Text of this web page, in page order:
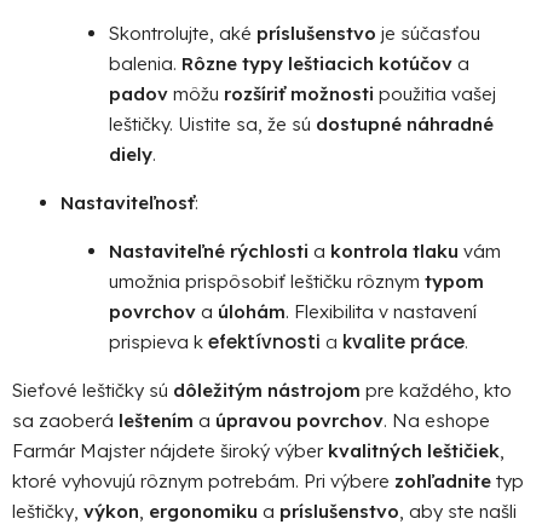
Skontrolujte, aké príslušenstvo je súčasťou
balenia. Rôzne typy leštiacich kotúčov a
padov môžu rozšíriť možnosti použitia vašej
leštičky. Uistite sa, že sú dostupné náhradné
diely.
Nastaviteľnosť:
Nastaviteľné rýchlosti a kontrola tlaku vám
umožnia prispôsobiť leštičku rôznym typom
povrchov a úlohám. Flexibilita v nastavení
prispieva k efektívnosti a kvalite práce.
Sieťové leštičky sú dôležitým nástrojom pre každého, kto
sa zaoberá leštením a úpravou povrchov. Na eshope
Farmár Majster nájdete široký výber kvalitných leštičiek
ktoré vyhovujú rôznym potrebám. Pri výbere zohľadnite typ
leštičky, výkon ergonomiku a príslušenstvo , aby ste našli